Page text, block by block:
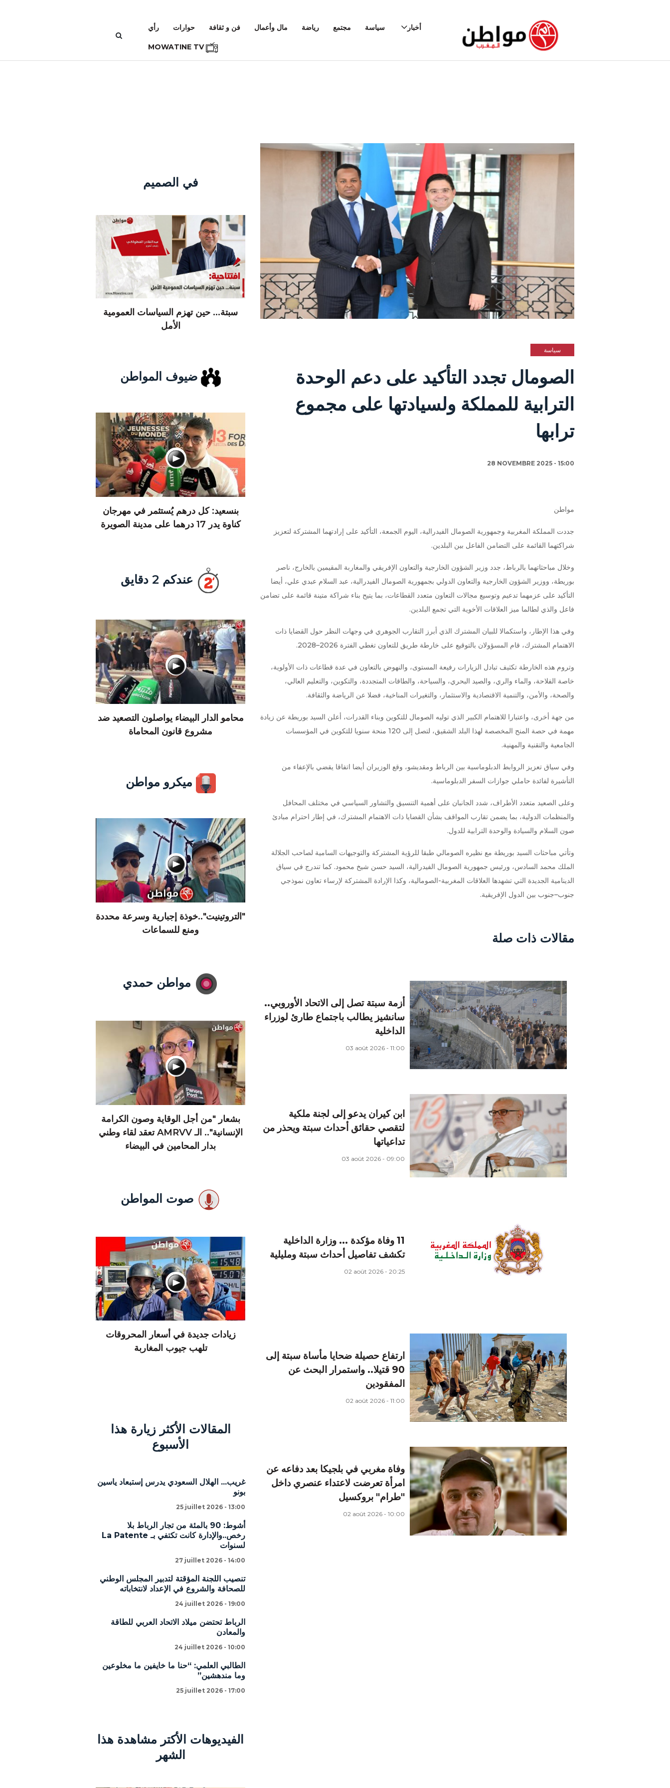
أخبار سياسة مجتمع رياضة مال وأعمال فن و ثقافة حوارات رأي
MOWATINE TV
سياسة
الصومال تجدد التأكيد على دعم الوحدة
الترابية للمملكة ولسيادتها على مجموع
ترابها
28 NOVEMBRE 2025 - 15:00
مواطن
جددت المملكة المغربية وجمهورية الصومال الفيدرالية، اليوم الجمعة، التأكيد على إرادتهما المشتركة لتعزيز
شراكتهما القائمة على التضامن الفاعل بين البلدين.
وخلال مباحثاتهما بالرباط، جدد وزير الشؤون الخارجية والتعاون الإفريقي والمغاربة المقيمين بالخارج، ناصر
بوريطة، ووزير الشؤون الخارجية والتعاون الدولي بجمهورية الصومال الفيدرالية، عبد السلام عبدي علي، أيضا
التأكيد على عزمهما تدعيم وتوسيع مجالات التعاون متعدد القطاعات، بما يتيح بناء شراكة متينة قائمة على تضامن
فاعل والذي لطالما ميز العلاقات الأخوية التي تجمع البلدين.
وفي هذا الإطار، واستكمالا للبيان المشترك الذي أبرز التقارب الجوهري في وجهات النظر حول القضايا ذات
الاهتمام المشترك، قام المسؤولان بالتوقيع على خارطة طريق للتعاون تغطي الفترة 2026–2028.
وتروم هذه الخارطة تكثيف تبادل الزيارات رفيعة المستوى، والنهوض بالتعاون في عدة قطاعات ذات الأولوية،
خاصة الفلاحة، والماء والري، والصيد البحري، والسياحة، والطاقات المتجددة، والتكوين، والتعليم العالي،
والصحة، والأمن، والتنمية الاقتصادية والاستثمار، والتغيرات المناخية، فضلا عن الرياضة والثقافة.
من جهة أخرى، واعتبارا للاهتمام الكبير الذي توليه الصومال للتكوين وبناء القدرات، أعلن السيد بوريطة عن زيادة
مهمة في حصة المنح المخصصة لهذا البلد الشقيق، لتصل إلى 120 منحة سنويا للتكوين في المؤسسات
الجامعية والتقنية والمهنية.
وفي سياق تعزيز الروابط الدبلوماسية بين الرباط ومقديشو، وقع الوزيران أيضا اتفاقا يقضي بالإعفاء من
التأشيرة لفائدة حاملي جوازات السفر الدبلوماسية.
وعلى الصعيد متعدد الأطراف، شدد الجانبان على أهمية التنسيق والتشاور السياسي في مختلف المحافل
والمنظمات الدولية، بما يضمن تقارب المواقف بشأن القضايا ذات الاهتمام المشترك، في إطار احترام مبادئ
صون السلام والسيادة والوحدة الترابية للدول.
وتأتي مباحثات السيد بوريطة مع نظيره الصومالي طبقا للرؤية المشتركة والتوجيهات السامية لصاحب الجلالة
الملك محمد السادس، ورئيس جمهورية الصومال الفيدرالية، السيد حسن شيخ محمود. كما تندرج في سياق
الدينامية الجديدة التي تشهدها العلاقات المغربية-الصومالية، وكذا الإرادة المشتركة لإرساء تعاون نموذجي
جنوب–جنوب بين الدول الإفريقية.
مقالات ذات صلة
أزمة سبتة تصل إلى الاتحاد الأوروبي..
سانشيز يطالب باجتماع طارئ لوزراء
الداخلية
03 août 2026 - 11:00
ابن كيران يدعو إلى لجنة ملكية
لتقصي حقائق أحداث سبتة ويحذر من
تداعياتها
03 août 2026 - 09:00
11 وفاة مؤكدة ... وزارة الداخلية
تكشف تفاصيل أحداث سبتة ومليلية
02 août 2026 - 20:25
ارتفاع حصيلة ضحايا مأساة سبتة إلى
90 قتيلا.. واستمرار البحث عن
المفقودين
02 août 2026 - 11:00
وفاة مغربي في بلجيكا بعد دفاعه عن
امرأة تعرضت لاعتداء عنصري داخل
"طرام" بروكسيل
02 août 2026 - 10:00
في الصميم
سبتة... حين تهزم السياسات العمومية
الأمل
ضيوف المواطن
بنسعيد: كل درهم يُستثمر في مهرجان
كناوة يدر 17 درهما على مدينة الصويرة
عندكم 2 دقايق
محامو الدار البيضاء يواصلون التصعيد ضد
مشروع قانون المحاماة
ميكرو مواطن
"التروتينيت"..خوذة إجبارية وسرعة محددة
ومنع للسماعات
مواطن حمدي
بشعار "من أجل الوقاية وصون الكرامة
الإنسانية".. الـ AMRVV تعقد لقاء وطني
بدار المحامين في البيضاء
صوت المواطن
زيادات جديدة في أسعار المحروقات
تلهب جيوب المغاربة
المقالات الأكثر زيارة هذا
الأسبوع
غريب... الهلال السعودي يدرس إستبعاد ياسين
بونو
25 juillet 2026 - 13:00
أشوط: 90 بالمئة من تجار الرباط بلا
رخص..والإدارة كانت تكتفي بـ La Patente
لسنوات
27 juillet 2026 - 14:00
تنصيب اللجنة المؤقتة لتدبير المجلس الوطني
للصحافة والشروع في الإعداد لانتخاباته
24 juillet 2026 - 19:00
الرباط تحتضن ميلاد الاتحاد العربي للطاقة
والمعادن
24 juillet 2026 - 10:00
الطالبي العلمي: “حنا ما خايفين ما مخلوعين
وما مندهشين”
25 juillet 2026 - 17:00
الفيديوهات الأكتر مشاهدة هذا
الشهر